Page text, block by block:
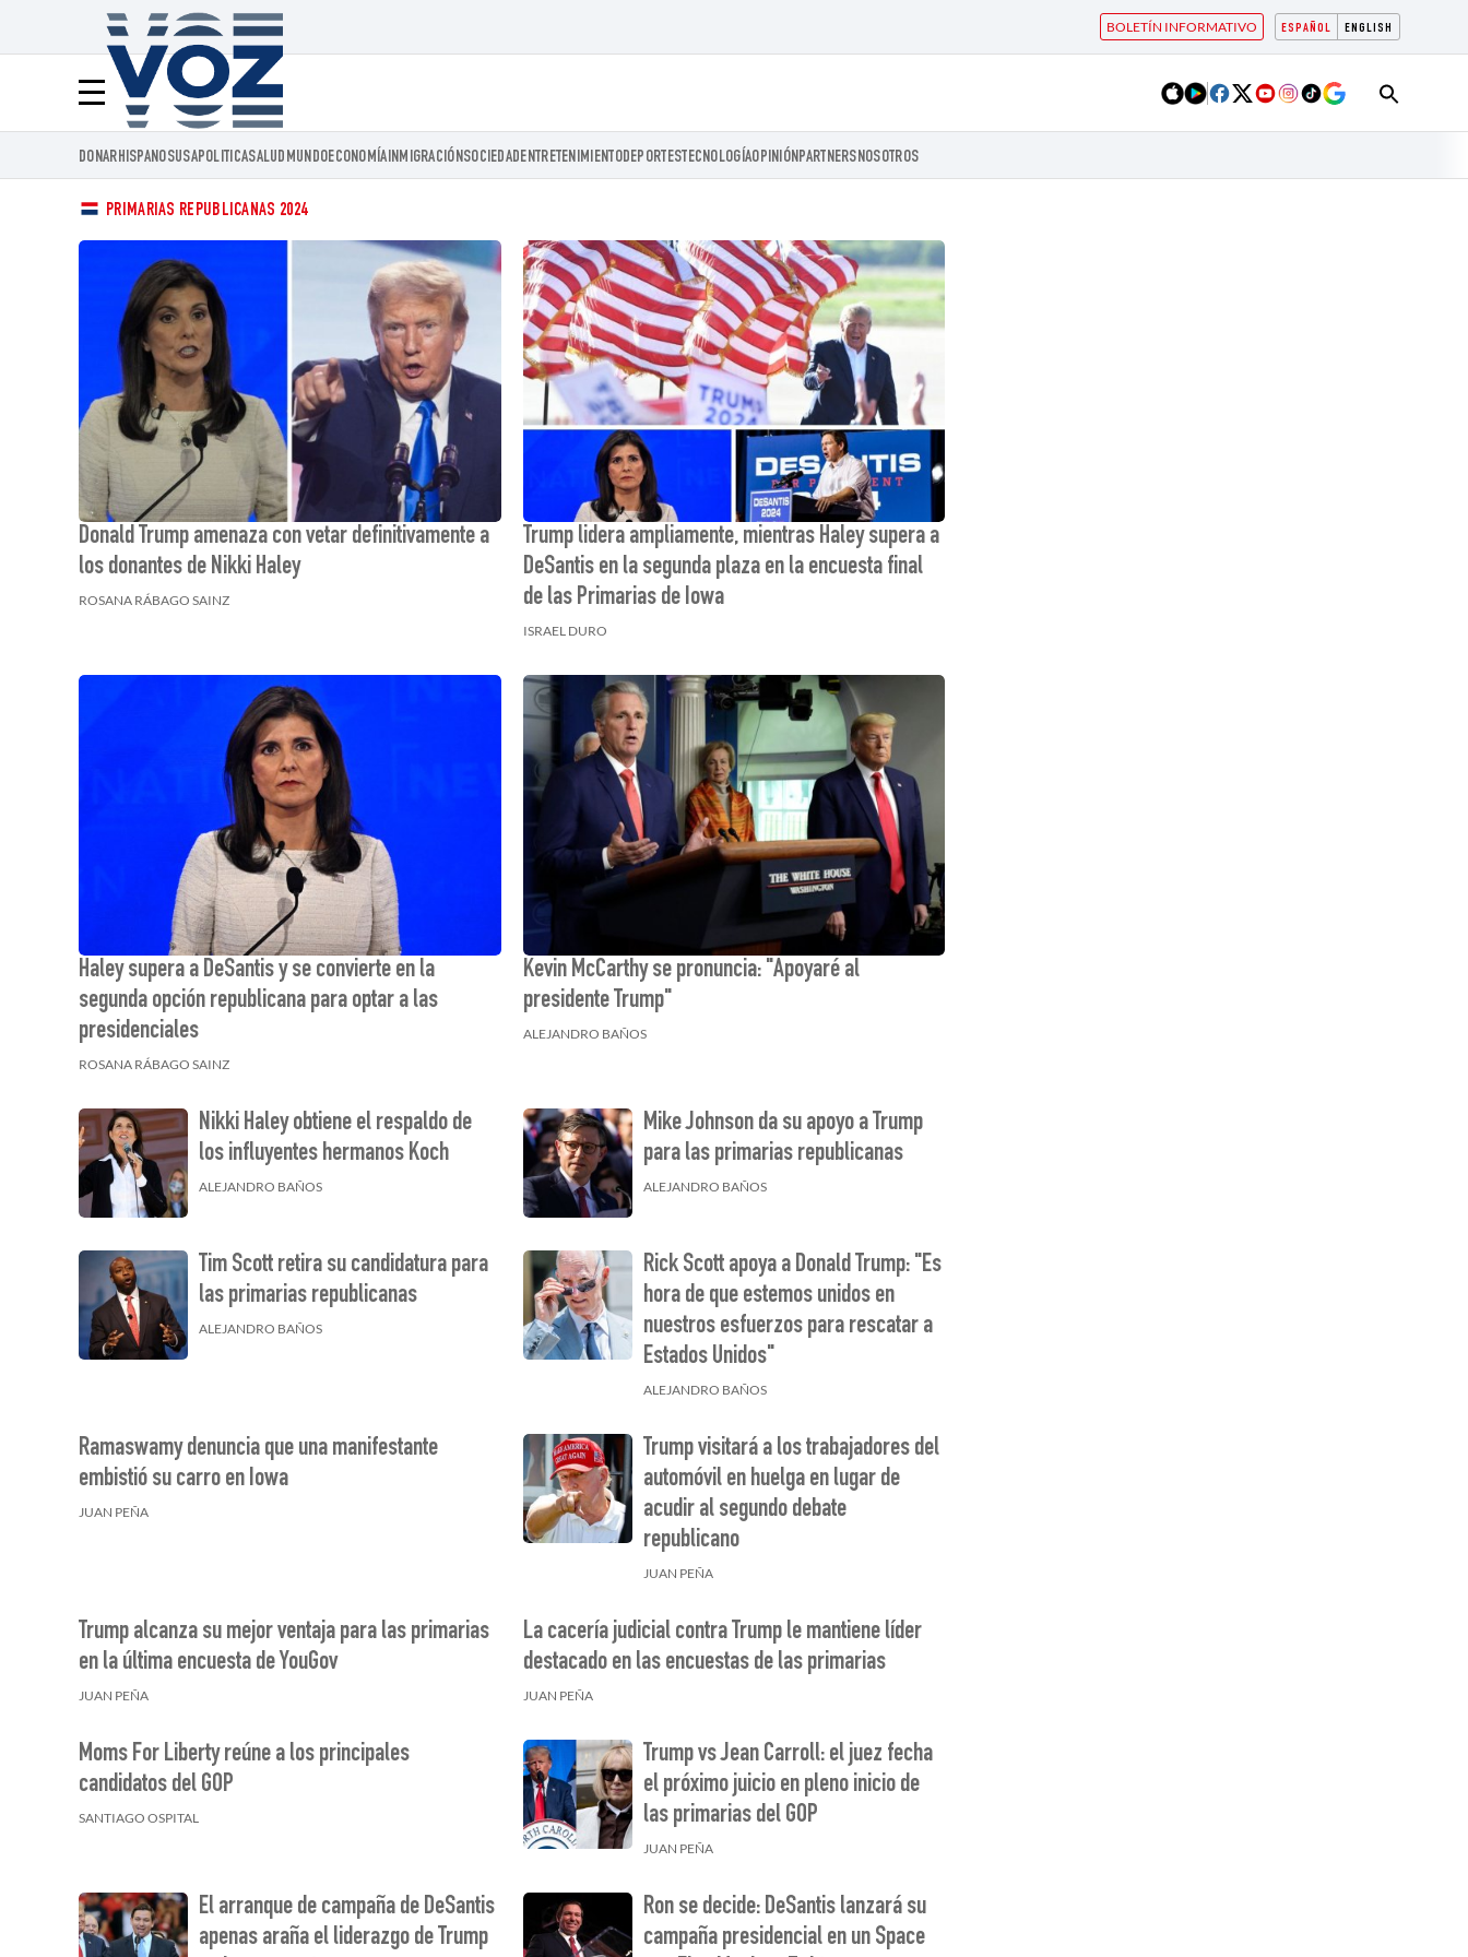
ESPAÑOL ENGLISH
BOLETÍN INFORMATIVO
Menú
Voz.us
DONARHISPANOSUSAPOLITICASALUD MUNDOECONOMÍAINMIGRACIÓNSOCIEDADENTRETENIMIENTODEPORTESTECNOLOGÍAOPINIÓNPARTNERSNOSOTROS
PRIMARIAS REPUBLICANAS 2024
Donald Trump amenaza con vetar definitivamente a
los donantes de Nikki Haley
ROSANA RÁBAGO SAINZ
Trump lidera ampliamente, mientras Haley supera a
DeSantis en la segunda plaza en la encuesta final
de las Primarias de Iowa
ISRAEL DURO
Haley supera a DeSantis y se convierte en la
segunda opción republicana para optar a las
presidenciales
ROSANA RÁBAGO SAINZ
Kevin McCarthy se pronuncia: "Apoyaré al
presidente Trump"
ALEJANDRO BAÑOS
Nikki Haley obtiene el respaldo de
los influyentes hermanos Koch
ALEJANDRO BAÑOS
Mike Johnson da su apoyo a Trump
para las primarias republicanas
ALEJANDRO BAÑOS
Tim Scott retira su candidatura para
las primarias republicanas
ALEJANDRO BAÑOS
Rick Scott apoya a Donald Trump: "Es
hora de que estemos unidos en
nuestros esfuerzos para rescatar a
Estados Unidos"
ALEJANDRO BAÑOS
Ramaswamy denuncia que una manifestante
embistió su carro en Iowa
JUAN PEÑA
Trump visitará a los trabajadores del
automóvil en huelga en lugar de
acudir al segundo debate
republicano
JUAN PEÑA
Trump alcanza su mejor ventaja para las primarias
en la última encuesta de YouGov
JUAN PEÑA
La cacería judicial contra Trump le mantiene líder
destacado en las encuestas de las primarias
JUAN PEÑA
Moms For Liberty reúne a los principales
candidatos del GOP
SANTIAGO OSPITAL
Trump vs Jean Carroll: el juez fecha
el próximo juicio en pleno inicio de
las primarias del GOP
JUAN PEÑA
El arranque de campaña de DeSantis
apenas araña el liderazgo de Trump
Ron se decide: DeSantis lanzará su
campaña presidencial en un Space